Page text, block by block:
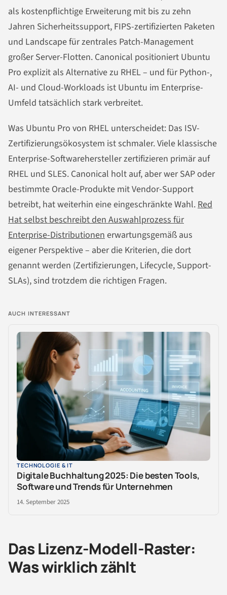
als kostenpflichtige Erweiterung mit bis zu zehn
Jahren Sicherheitssupport, FIPS-zertifizierten Paketen
und Landscape für zentrales Patch-Management
großer Server-Flotten. Canonical positioniert Ubuntu
Pro explizit als Alternative zu RHEL – und für Python-,
AI- und Cloud-Workloads ist Ubuntu im Enterprise-
Umfeld tatsächlich stark verbreitet.
Was Ubuntu Pro von RHEL unterscheidet: Das ISV-
Zertifizierungsökosystem ist schmaler. Viele klassische
Enterprise-Softwarehersteller zertifizieren primär auf
RHEL und SLES. Canonical holt auf, aber wer SAP oder
bestimmte Oracle-Produkte mit Vendor-Support
betreibt, hat weiterhin eine eingeschränkte Wahl. Red
Hat selbst beschreibt den Auswahlprozess für
Enterprise-Distributionen erwartungsgemäß aus
eigener Perspektive – aber die Kriterien, die dort
genannt werden (Zertifizierungen, Lifecycle, Support-
SLAs), sind trotzdem die richtigen Fragen.
AUCH INTERESSANT
TECHNOLOGIE & IT
Digitale Buchhaltung 2025: Die besten Tools,
Software und Trends für Unternehmen
14. September 2025
Das Lizenz-Modell-Raster:
Was wirklich zählt